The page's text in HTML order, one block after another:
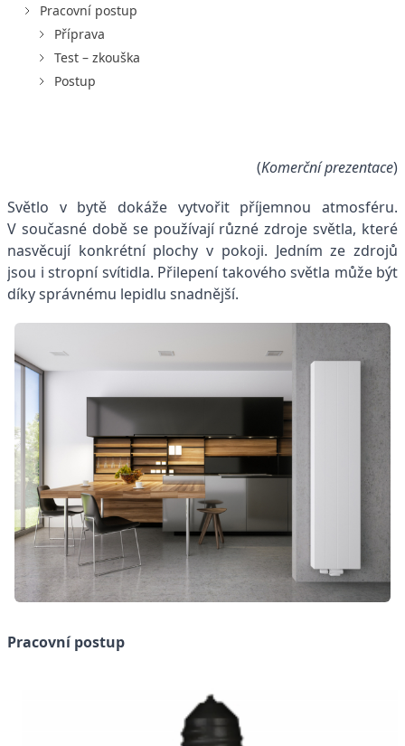
Pracovní postup
Příprava
Test – zkouška
Postup
(Komerční prezentace)
Světlo v bytě dokáže vytvořit příjemnou atmosféru.
V současné době se používají různé zdroje světla, které
nasvěcují konkrétní plochy v pokoji. Jedním ze zdrojů
jsou i stropní svítidla. Přilepení takového světla může být
díky správnému lepidlu snadnější.
Pracovní postup